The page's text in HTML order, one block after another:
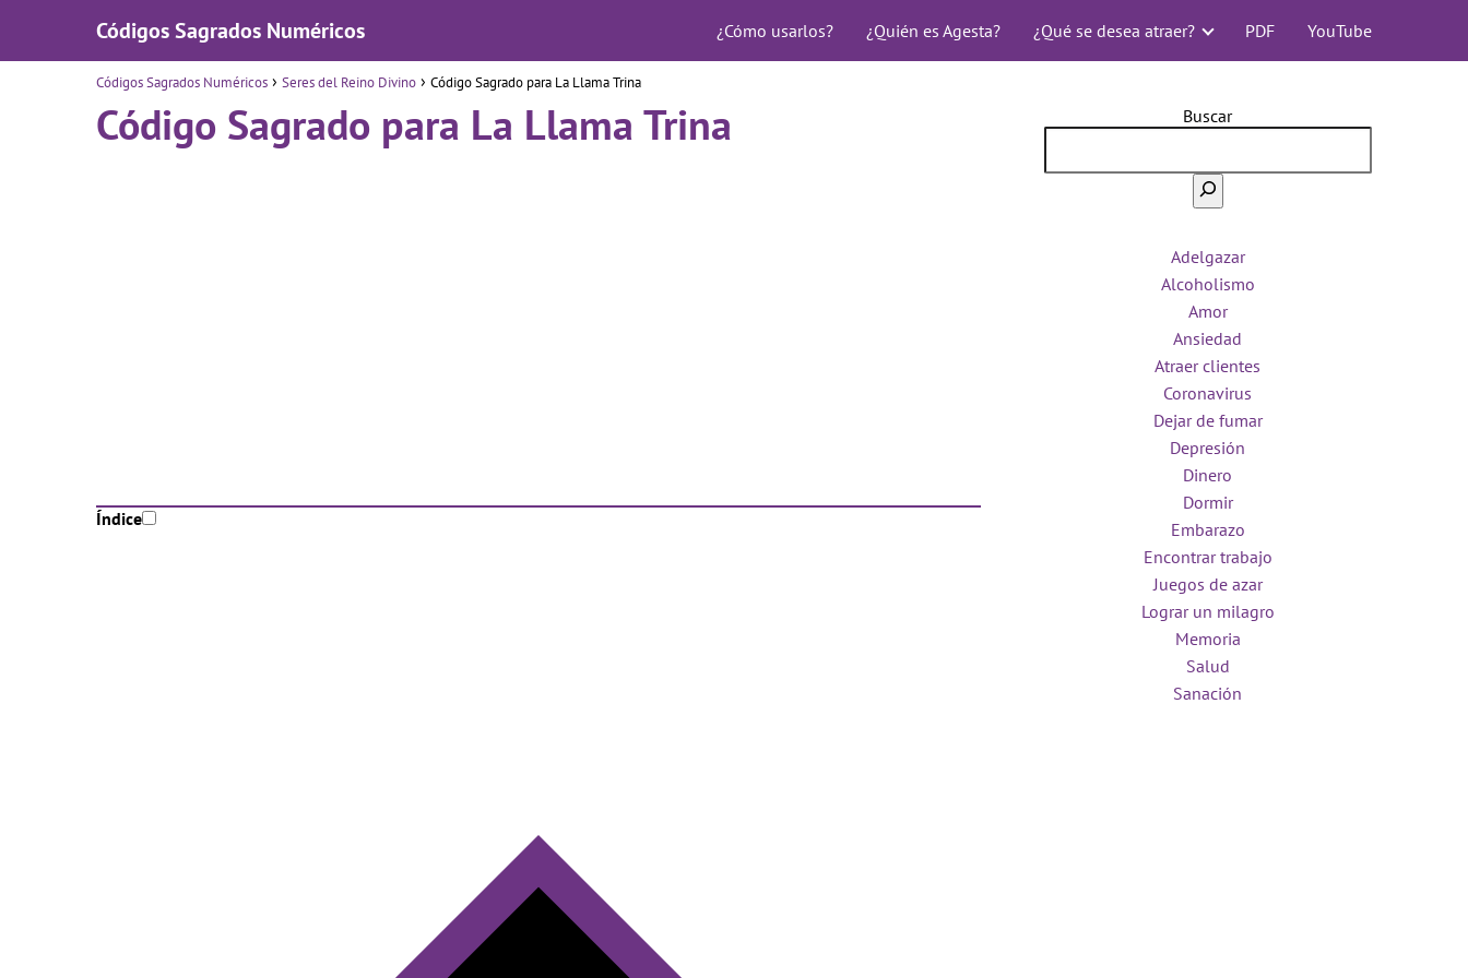
Códigos Sagrados Numéricos ¿Cómo usarlos? ¿Quién es Agesta? ¿Qué se desea atraer? PDF YouTube
Códigos Sagrados Numéricos Seres del Reino Divino Código Sagrado para La Llama Trina
Código Sagrado para La Llama Trina
Índice
Buscar
Adelgazar
Alcoholismo
Amor
Ansiedad
Atraer clientes
Coronavirus
Dejar de fumar
Depresión
Dinero
Dormir
Embarazo
Encontrar trabajo
Juegos de azar
Lograr un milagro
Memoria
Salud
Sanación